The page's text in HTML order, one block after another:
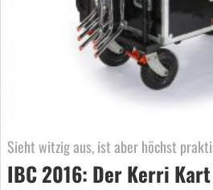
Sieht witzig aus, ist aber höchst
IBC 2016: Der Kerri Kart